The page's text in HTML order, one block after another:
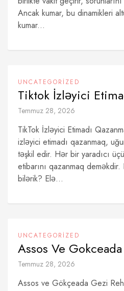
Ancak kumar, bu dinamikleri
kumar...
UNCATEGORIZED
Tiktok İzləyici
Temmuz 28, 2026
TikTok İzləyici Etimadı
izləyici etimadı qazanmaq,
təşkil edir. Hər bir yaradıcı
etibarını qazanmaq
bilərik? Elə...
UNCATEGORIZED
Assos Ve
Temmuz 28, 2026
Assos ve Gökçeada Gezi